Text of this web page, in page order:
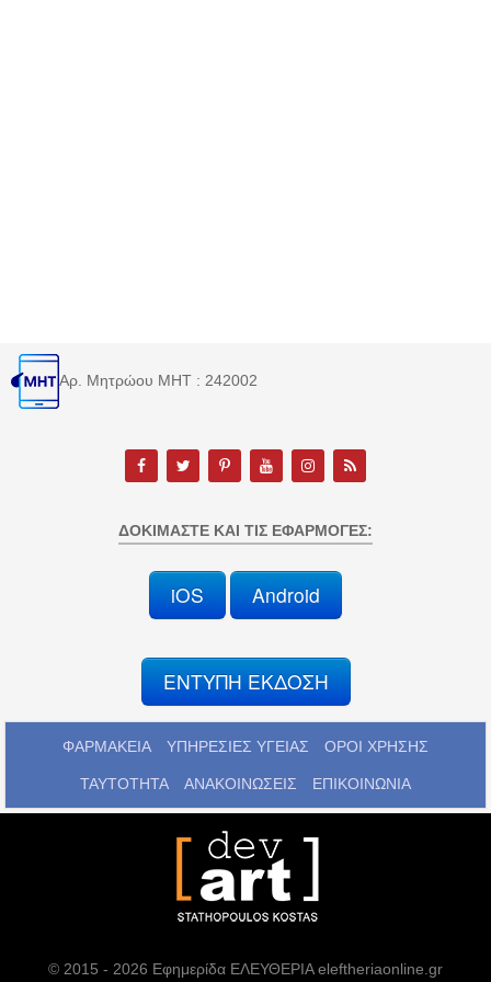
Αρ. Μητρώου MHT : 242002
ΔΟΚΙΜΆΣΤΕ ΚΑΙ ΤΙΣ ΕΦΑΡΜΟΓΈΣ:
iOS Android
ΕΝΤΥΠΗ ΕΚΔΟΣΗ
ΦΑΡΜΑΚΕΙΑ ΥΠΗΡΕΣΙΕΣ ΥΓΕΙΑΣ ΟΡΟΙ ΧΡΗΣΗΣ
ΤΑΥΤΟΤΗΤΑ ΑΝΑΚΟΙΝΩΣΕΙΣ ΕΠΙΚΟΙΝΩΝΙΑ
© 2015 - 2026 Εφημερίδα ΕΛΕΥΘΕΡΙΑ eleftheriaonline.gr